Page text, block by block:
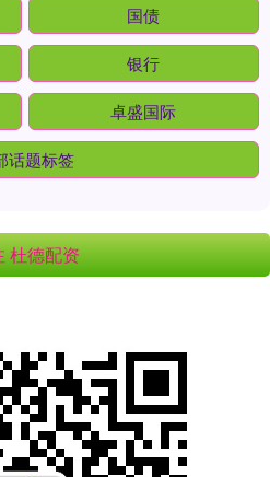
国债
银行
卓盛国际
话题标签
杜德配资